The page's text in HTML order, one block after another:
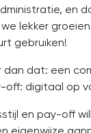
en
lekker
gebruiken!
dan dat: een
off: digitaal op
en pay-off